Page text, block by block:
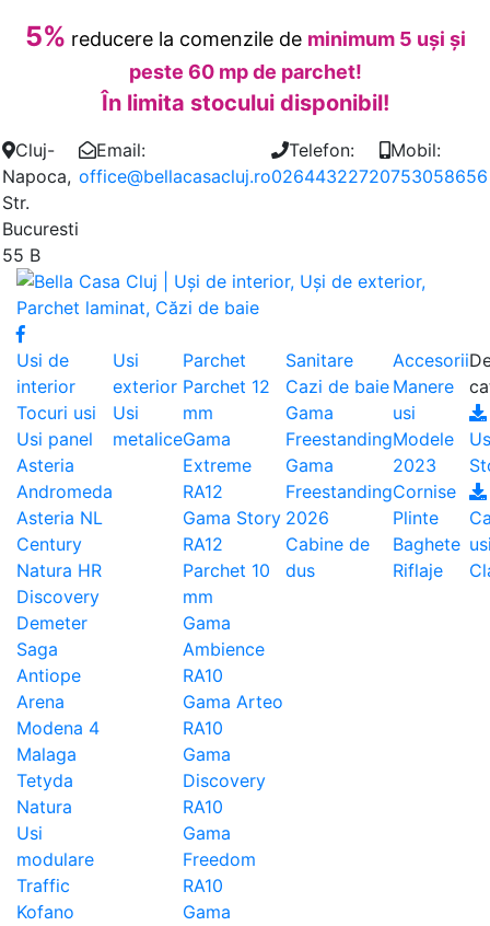
5% reducere la comenzile de minimum 5 uși și
peste 60 mp de parchet!
În limita stocului disponibil!
Cluj-
Napoca,
Str.
Bucuresti
55 B
Email:
office@bellacasacluj.ro
Telefon:
0264432272
Mobil:
0753058656
Usi de
interior
Tocuri usi
Usi panel
Asteria
Andromeda
Asteria NL
Century
Natura HR
Discovery
Demeter
Saga
Antiope
Arena
Modena 4
Malaga
Tetyda
Natura
Usi
modulare
Traffic
Kofano
Usi
exterior
Usi
metalice
Parchet
Parchet 12
mm
Gama
Extreme
RA12
Gama Story
RA12
Parchet 10
mm
Gama
Ambience
RA10
Gama Arteo
RA10
Gama
Discovery
RA10
Gama
Freedom
RA10
Gama
Sanitare
Cazi de baie
Gama
Freestanding
Gama
Freestanding
2026
Cabine de
dus
Accesorii
Manere
usi
Modele
2023
Cornise
Plinte
Baghete
Riflaje